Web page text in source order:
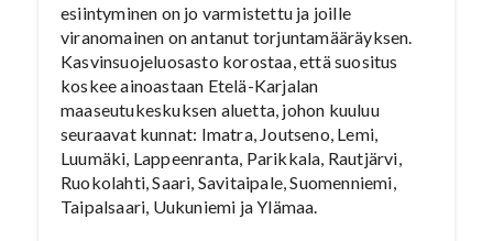
esiintyminen on jo varmistettu ja joille
viranomainen on antanut torjuntamääräyksen.
Kasvinsuojeluosasto korostaa, että suositus
koskee ainoastaan Etelä-Karjalan
maaseutukeskuksen aluetta, johon kuuluu
seuraavat kunnat: Imatra, Joutseno, Lemi,
Luumäki, Lappeenranta, Parikkala, Rautjärvi,
Ruokolahti, Saari, Savitaipale, Suomenniemi,
Taipalsaari, Uukuniemi ja Ylämaa.